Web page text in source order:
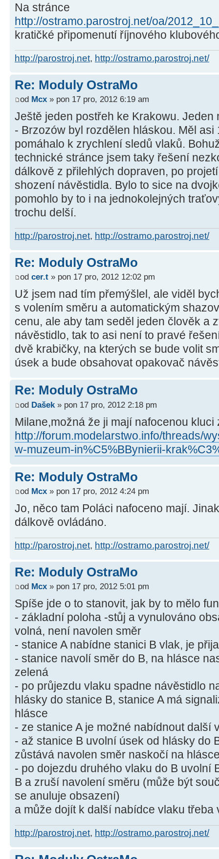
Na stránce
http://ostramo.parostroj.net/oa/
kratičké připomenutí říjnového
http://parostroj.net, http://ostramo.parostroj.net/
Re: Moduly OstraMo
od Mcx » pon 17 pro, 2012 6:19 am
Ještě jeden postřeh ke Krakowu.
- Brzozów byl rozdělen hláskou. Měl asi
pomáhalo k zrychlení sledů vlaků.
technické stránce jsem taky řešení
dálkově z přilehlých dopraven, po
shození návěstidla. Bylo to sice na
pomohlo by to i na jednokolejných
trochu delší.
http://parostroj.net, http://ostramo.parostroj.net/
Re: Moduly OstraMo
od cer.t » pon 17 pro, 2012 12:02 pm
Už jsem nad tím přemýšlel, ale viděl
s volením směru a automatickým
cenu, ale aby tam seděl jeden člověk a
návěstidlo, tak to asi není to pravé
dvě krabičky, na kterých se bude volit
úsek a bude obsahovat opakovač
Re: Moduly OstraMo
od Dašek » pon 17 pro, 2012 2:18 pm
Milane,možná že ji mají nafocenou kluci
http://forum.modelarstwo.info/threads/
w-muzeum-in%C5%BBynierii-
Re: Moduly OstraMo
od Mcx » pon 17 pro, 2012 4:24 pm
Jo, něco tam Poláci nafoceno mají.
dálkově ovládáno.
http://parostroj.net, http://ostramo.parostroj.net/
Re: Moduly OstraMo
od Mcx » pon 17 pro, 2012 5:01 pm
Spíše jde o to stanovit, jak by to mělo
- základní poloha -stůj a vynulováno
volná, není navolen směr
- stanice A nabídne stanici B vlak, je
- stanice navolí směr do B, na hlásce
zelená
- po průjezdu vlaku spadne návěstidlo
hlásky do stanice B, stanice A má
hlásce
- ze stanice A je možné nabídnout další
- až stanice B uvolní úsek od hlásky do
zůstává navolen směr naskočí na
- po dojezdu druhého vlaku do B uvolní
B a zruší navolení směru (může být
se anuluje obsazení)
a může dojít k další nabídce vlaku třeba
http://parostroj.net, http://ostramo.parostroj.net/